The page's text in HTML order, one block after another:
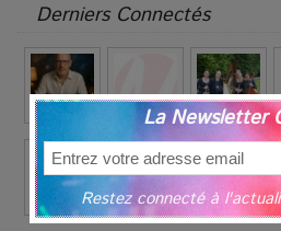
Derniers Connectés
La Newsletter
Restez connecté à